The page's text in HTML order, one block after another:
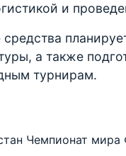
и
а также
турнирам.
Чемпионат мира